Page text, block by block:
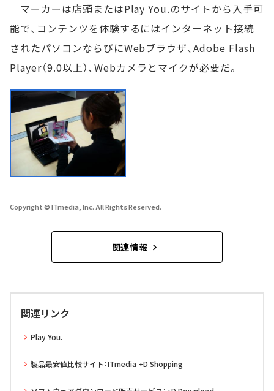
マーカーは店頭またはPlay You.のサイトから入手可
能で、コンテンツを体験するにはインターネット接続
されたパソコンならびにWebブラウザ、Adobe Flash
Player（9.0以上）、Webカメラとマイクが必要だ。
Copyright © ITmedia, Inc. All Rights Reserved.
関連情報
関連リンク
Play You.
製品最安値比較サイト：ITmedia +D Shopping